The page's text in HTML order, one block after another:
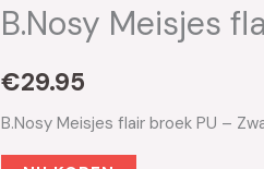
B.Nosy Meisjes
€29.95
B.Nosy Meisjes flair broek PU –